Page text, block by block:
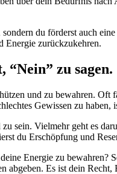
du förderst auch
Energie zurückzukehren.
“Nein” zu sagen.
und zu bewahren.
Gewissen zu
sein. Vielmehr geht es
du Erschöpfung und
Energie zu
Es ist dein